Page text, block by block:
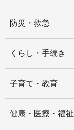
防災・救急
くらし・手続き
子育て・教育
健康・医療・福祉